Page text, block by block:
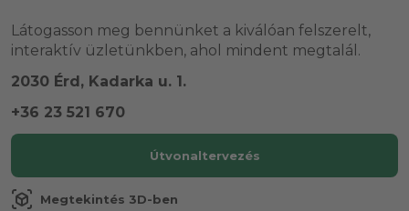
Látogasson meg bennünket a kiválóan felszerelt,
interaktív üzletünkben, ahol mindent megtalál.
2030 Érd, Kadarka u. 1.
+36 23 521 670
Útvonaltervezés
view_in_ar Megtekintés 3D-ben